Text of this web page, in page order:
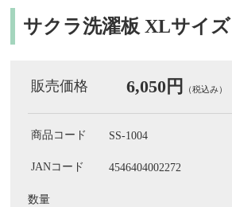
サクラ洗濯板 XLサイズ
販売価格 6,050円 （税込み）
商品コード SS-1004
JANコード 4546404002272
数量